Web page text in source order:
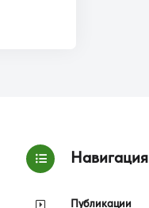
Навигация
Публикации